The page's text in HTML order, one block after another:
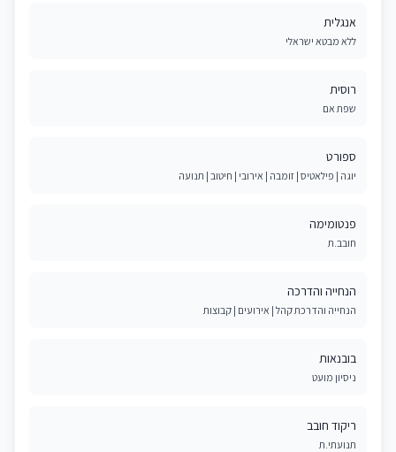
אנגלית
ללא מבטא ישראלי
רוסית
שפת אם
ספורט
יוגה | פילאטיס | זומבה | אירובי | חיטוב | תנועה
פנטומימה
חובב.ת
הנחייה והדרכה
הנחייה והדרכת קהל | אירועים | קבוצות
בובנאות
ניסיון מועט
ריקוד חובב
תנועתי.ת